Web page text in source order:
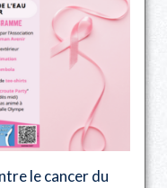
le cancer du